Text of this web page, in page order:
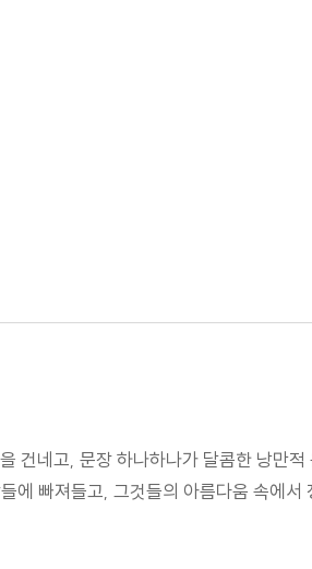
건네고, 문장 하나하나가 달콤한 낭만
에 빠져들고, 그것들의 아름다움 속에서